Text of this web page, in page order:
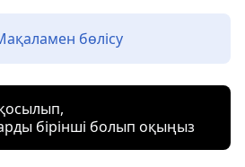
бөлісу
бірінші болып оқыңыз